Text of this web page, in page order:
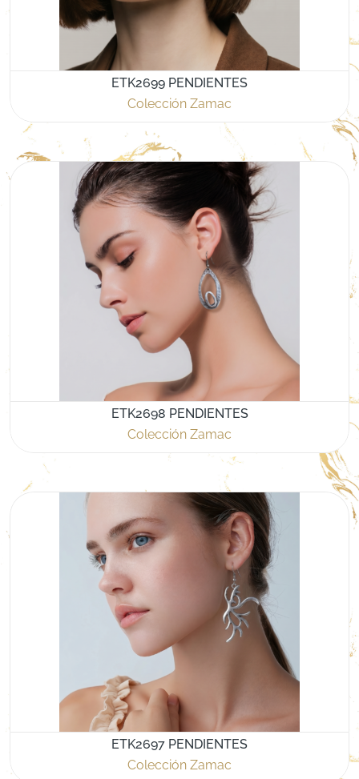
ETK2699 PENDIENTES
Colección Zamac
ETK2698 PENDIENTES
Colección Zamac
ETK2697 PENDIENTES
Colección Zamac